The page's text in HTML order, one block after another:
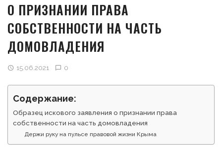
О ПРИЗНАНИИ ПРАВА
СОБСТВЕННОСТИ НА ЧАСТЬ
ДОМОВЛАДЕНИЯ
15.06.2021 0
Содержание:
Образец искового заявления о признании права
собственности на часть домовладения
Держи руку на пульсе правовой жизни Крыма